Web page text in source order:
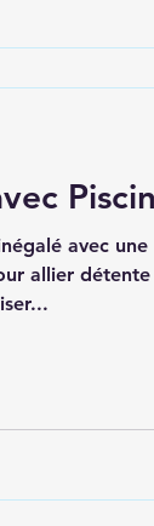
avec une
allier